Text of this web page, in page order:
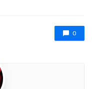
0